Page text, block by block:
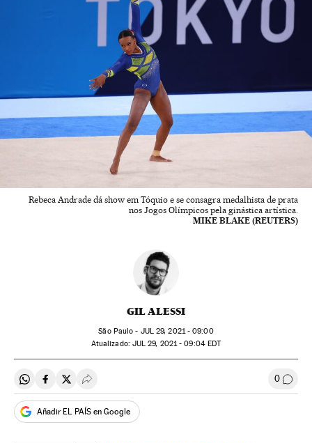
Rebeca Andrade dá show em Tóquio e se consagra medalhista de prata
nos Jogos Olímpicos pela ginástica artística.
MIKE BLAKE (REUTERS)
GIL ALESSI
São Paulo - JUL29, 2021 - 09:00
atualizado: JUL 29, 2021 - 09:04EDT
Compartir en Whatsapp
Compartir en Facebook
Compartir en Twitter
Desplegar Redes Sociales 0
Añadir EL PAÍS en Google